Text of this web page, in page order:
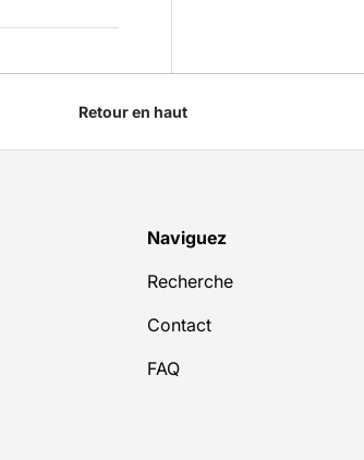
Retour en haut
Naviguez
Recherche
Contact
FAQ